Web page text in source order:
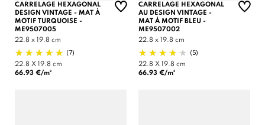
CARRELAGE HEXAGONAL
DESIGN VINTAGE - MAT À
MOTIF TURQUOISE -
ME9507005
22.8 x 19.8 cm
(7)
22.8 X 19.8 cm
66.93 €/m²
CARRELAGE HEXAGONAL
AU DESIGN VINTAGE -
MAT À MOTIF BLEU -
ME9507002
22.8 x 19.8 cm
(5)
22.8 X 19.8 cm
66.93 €/m²